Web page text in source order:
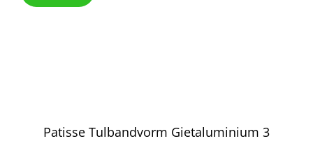
Patisse Tulbandvorm Gietaluminium 3